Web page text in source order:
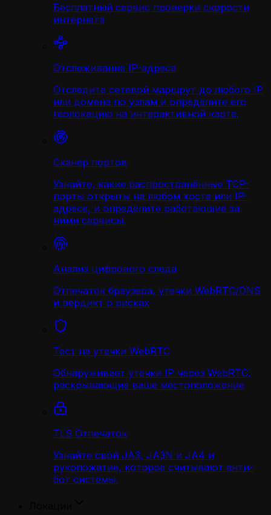
Бесплатный сервис проверки скорости
интернета
Отслеживание IP-адреса
Отследите сетевой маршрут до любого IP
или домена по узлам и определите его
геолокацию на интерактивной карте.
Сканер портов
Узнайте, какие распространённые TCP-
порты открыты на любом хосте или IP-
адресе, и определите работающие за
ними сервисы.
Анализ цифрового следа
Отпечаток браузера, утечки WebRTC/DNS
и вердикт о рисках
Тест на утечки WebRTC
Обнаруживает утечки IP через WebRTC,
раскрывающие ваше местоположение
TLS Отпечаток
Узнайте свой JA3, JA3N и JA4 и
рукопожатие, которое считывают анти-
бот системы.